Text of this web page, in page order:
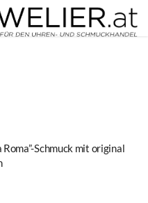
Roma”-Schmuck mit original